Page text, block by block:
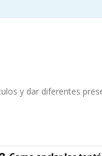
y dar diferentes